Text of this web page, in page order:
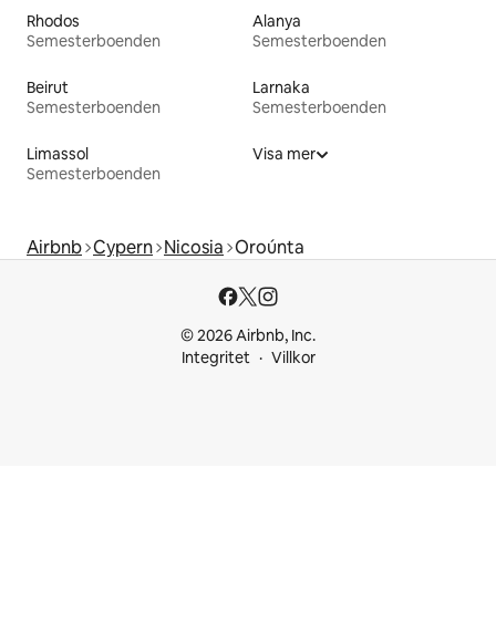
Rhodos
Semesterboenden
Alanya
Semesterboenden
Beirut
Semesterboenden
Larnaka
Semesterboenden
Limassol
Semesterboenden
Visa mer
Airbnb Cypern Nicosia Oroúnta
© 2026 Airbnb, Inc.
Integritet
Villkor